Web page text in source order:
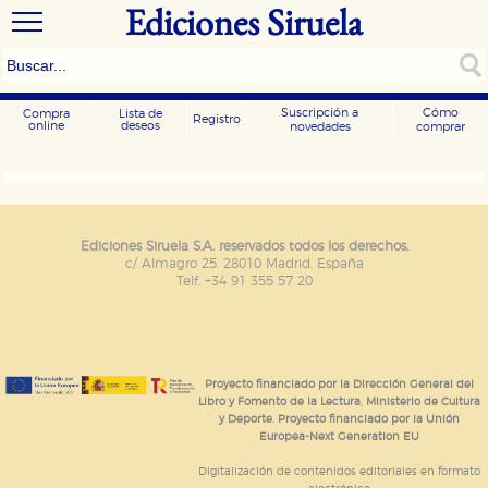
Ediciones Siruela
Compra
online
Lista de
deseos
Registro
Suscripción a
novedades
Cómo
comprar
Ediciones Siruela S.A. reservados todos los derechos.
c/ Almagro 25. 28010 Madrid. España
Telf. +34 91 355 57 20
Proyecto financiado por la Dirección General del
Libro y Fomento de la Lectura, Ministerio de Cultura
y Deporte. Proyecto financiado por la Unión
Europea-Next Generation EU
Digitalización de contenidos editoriales en formato
navegador, pero en ese caso es posible que algunas
áreas de nuestra web dejen de funcionar
Cookies de rendimiento y analíticas
Estas cookies se utilizan para mejorar su experiencia